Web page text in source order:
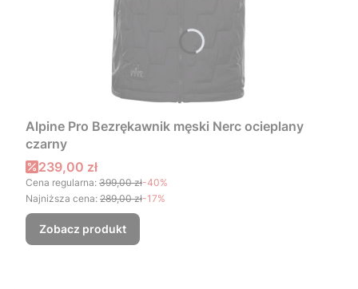
Alpine Pro Bezrękawnik męski Nerc ocieplany
czarny
Cena promocyjna
239,00 zł
Cena regularna: 399,00 zł-40%
Najniższa cena: 289,00 zł-17%
Zobacz produkt